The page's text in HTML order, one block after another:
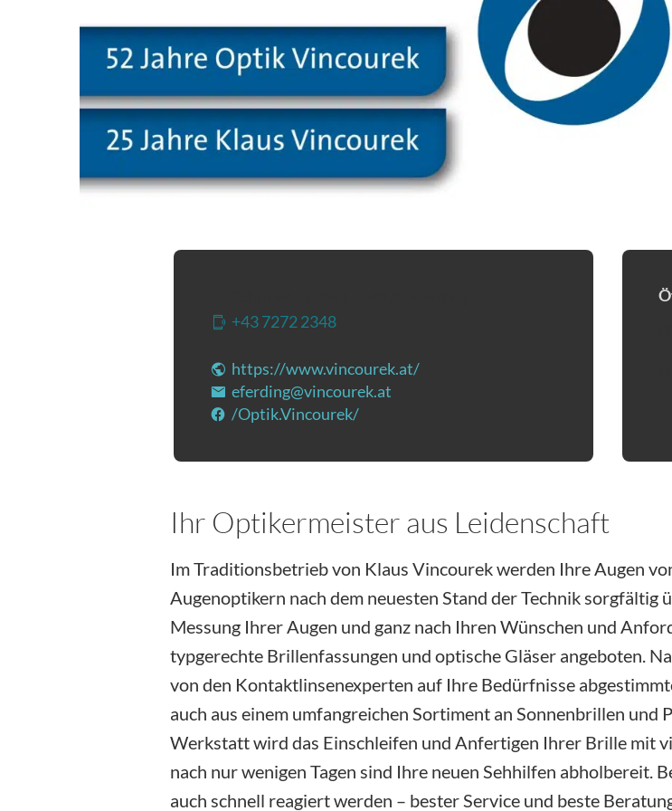
+43 7272 2348(Öffnet eventuell ein Programm um die
https://www.vincourek.at/(Öffnet in einem neuen Tab oder
eferding@vincourek.at
/Optik.Vincourek/(Öffnet in einem neuen Tab oder Fenster)
Ihr Optikermeister aus Leidenschaft
Im Traditionsbetrieb von Klaus Vincourek werden Ihre Augen
Augenoptikern nach dem neuesten Stand der Technik
Messung Ihrer Augen und ganz nach Ihren Wünschen und
typgerechte Brillenfassungen und optische Gläser angeboten.
von den Kontaktlinsenexperten auf Ihre Bedürfnisse
auch aus einem umfangreichen Sortiment an Sonnenbrillen und
Werkstatt wird das Einschleifen und Anfertigen Ihrer Brille mit
nach nur wenigen Tagen sind Ihre neuen Sehhilfen abholbereit.
auch schnell reagiert werden – bester Service und beste